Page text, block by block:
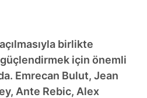
birlikte
için önemli
Emrecan Bulut, Jean
Ante Rebic, Alex